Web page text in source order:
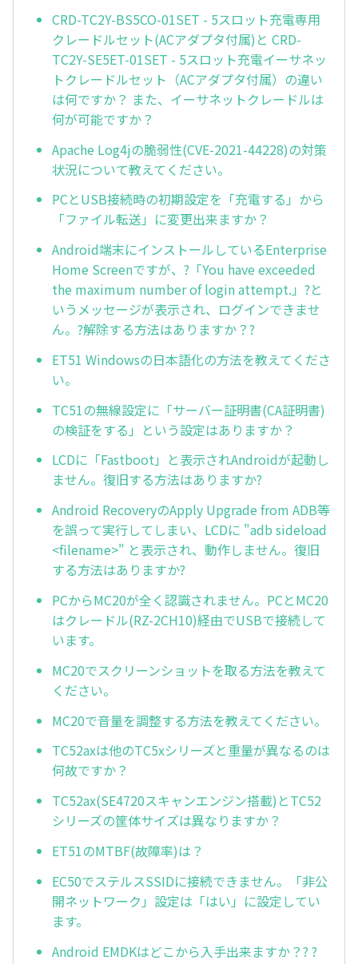
CRD-TC2Y-BS5CO-01SET - 5スロット充電専用
クレードルセット(ACアダプタ付属)と CRD-
TC2Y-SE5ET-01SET - 5スロット充電イーサネッ
トクレードルセット（ACアダプタ付属）の違い
は何ですか？ また、イーサネットクレードルは
何が可能ですか？
Apache Log4jの脆弱性(CVE-2021-44228)の対策
状況について教えてください。
PCとUSB接続時の初期設定を「充電する」から
「ファイル転送」に変更出来ますか？
Android端末にインストールしているEnterprise
Home Screenですが、?「You have exceeded
the maximum number of login attempt.」?と
いうメッセージが表示され、ログインできませ
ん。?解除する方法はありますか？?
ET51 Windowsの日本語化の方法を教えてくださ
い。
TC51の無線設定に「サーバー証明書(CA証明書)
の検証をする」という設定はありますか？
LCDに「Fastboot」と表示されAndroidが起動し
ません。復旧する方法はありますか?
Android RecoveryのApply Upgrade from ADB等
を誤って実行してしまい、LCDに "adb sideload
<filename>" と表示され、動作しません。復旧
する方法はありますか?
PCからMC20が全く認識されません。PCとMC20
はクレードル(RZ-2CH10)経由でUSBで接続して
います。
MC20でスクリーンショットを取る方法を教えて
ください。
MC20で音量を調整する方法を教えてください。
TC52axは他のTC5xシリーズと重量が異なるのは
何故ですか？
TC52ax(SE4720スキャンエンジン搭載)とTC52
シリーズの筐体サイズは異なりますか？
ET51のMTBF(故障率)は？
EC50でステルスSSIDに接続できません。「非公
開ネットワーク」設定は「はい」に設定してい
ます。
Android EMDKはどこから入手出来ますか？? ?